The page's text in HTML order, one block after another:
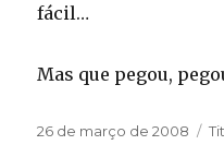
fácil…
Mas que pegou,
Publicado
26 de março de 2008